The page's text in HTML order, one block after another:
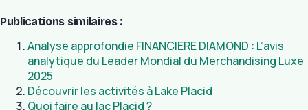
Publications similaires :
Analyse approfondie FINANCIERE DIAMOND : L’avis
analytique du Leader Mondial du Merchandising Luxe
2025
Découvrir les activités à Lake Placid
Quoi faire au lac Placid ?